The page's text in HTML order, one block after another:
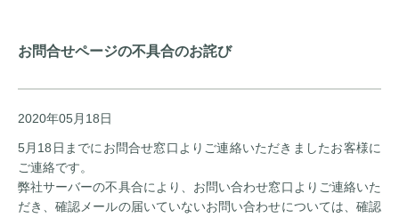
お問合せページの不具合のお詫び
2020年05月18日
5月18日までにお問合せ窓口よりご連絡いただきましたお客様に
ご連絡です。
弊社サーバーの不具合により、お問い合わせ窓口よりご連絡いた
だき、確認メールの届いていないお問い合わせについては、確認